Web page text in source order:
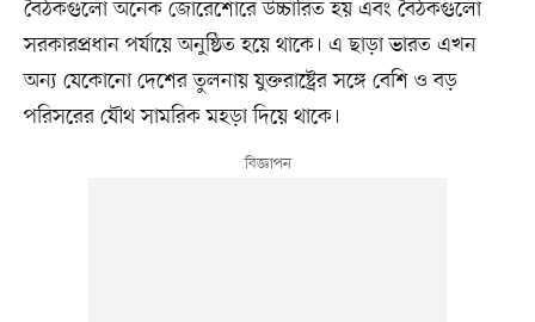
বৈঠকগুলো অনেক জোরেশোরে উচ্চারিত হয় এবং বৈঠকগুলো
সরকারপ্রধান পর্যায়ে অনুষ্ঠিত হয়ে থাকে। এ ছাড়া ভারত এখন
অন্য যেকোনো দেশের তুলনায় যুক্তরাষ্ট্রের সঙ্গে বেশি ও বড়
পরিসরের যৌথ সামরিক মহড়া দিয়ে থাকে।